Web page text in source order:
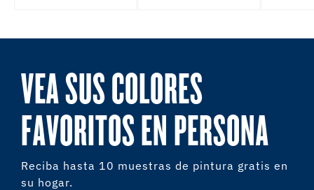
VEA SUS COLORES
FAVORITOS EN PERSONA
Reciba hasta 10 muestras de pintura gratis en
su hogar.